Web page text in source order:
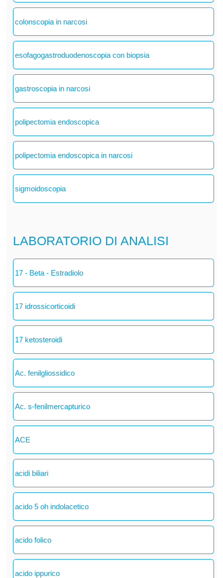
colonscopia in narcosi
esofagogastroduodenoscopia con biopsia
gastroscopia in narcosi
polipectomia endoscopica
polipectomia endoscopica in narcosi
sigmoidoscopia
LABORATORIO DI ANALISI
17 - Beta - Estradiolo
17 idrossicorticoidi
17 ketosteroidi
Ac. fenilgliossidico
Ac. s-fenilmercapturico
ACE
acidi biliari
acido 5 oh indolacetico
acido folico
acido ippurico